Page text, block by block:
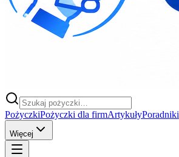
PożyczkiPożyczki dla firmArtykułyPoradniki
Więcej